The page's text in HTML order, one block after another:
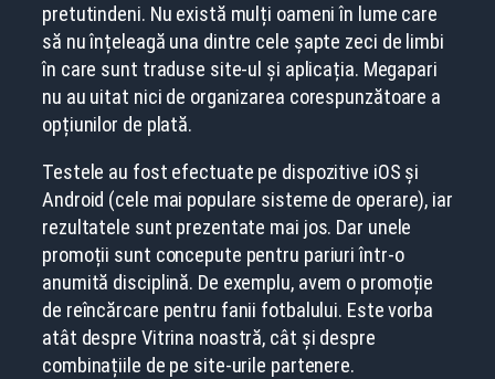
pretutindeni. Nu există mulți oameni în lume care
să nu înțeleagă una dintre cele șapte zeci de limbi
în care sunt traduse site-ul și aplicația. Megapari
nu au uitat nici de organizarea corespunzătoare a
opțiunilor de plată.
Testele au fost efectuate pe dispozitive iOS și
Android (cele mai populare sisteme de operare), iar
rezultatele sunt prezentate mai jos. Dar unele
promoții sunt concepute pentru pariuri într-o
anumită disciplină. De exemplu, avem o promoție
de reîncărcare pentru fanii fotbalului. Este vorba
atât despre Vitrina noastră, cât și despre
combinațiile de pe site-urile partenere.